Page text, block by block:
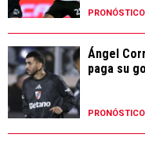
Ángel
paga su